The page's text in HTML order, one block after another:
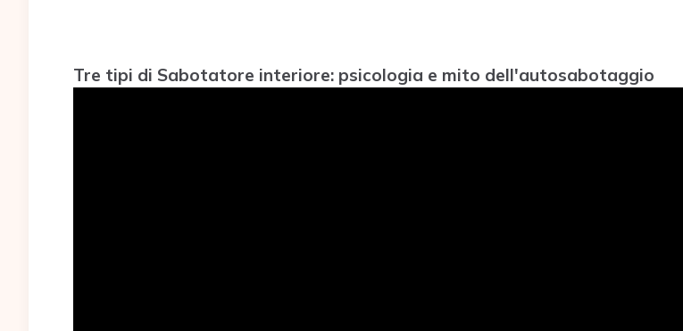
Tre tipi di Sabotatore interiore: psicologia e mito dell'autosabotaggio